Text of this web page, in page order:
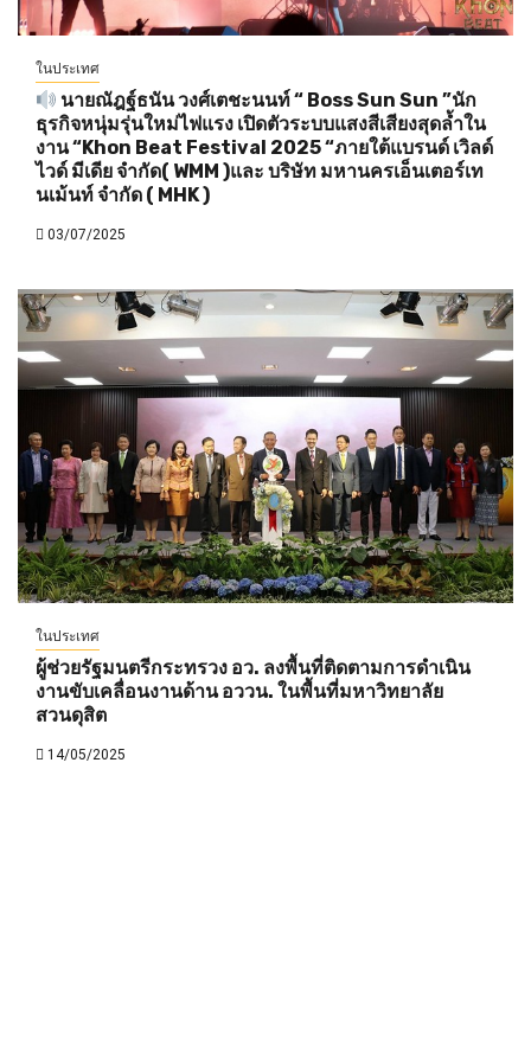
ในประเทศ
นายณัฎฐ์ธนัน วงศ์เตชะนนท์ “ Boss Sun Sun ”นัก
ธุรกิจหนุ่มรุ่นใหม่ไฟแรง เปิดตัวระบบแสงสีเสียงสุดล้ำใน
งาน “Khon Beat Festival 2025 “ภายใต้แบรนด์ เวิลด์
ไวด์ มีเดีย จำกัด( WMM )และ บริษัท มหานครเอ็นเตอร์เท
นเม้นท์ จำกัด ( MHK )
03/07/2025
ในประเทศ
ผู้ช่วยรัฐมนตรีกระทรวง อว. ลงพื้นที่ติดตามการดำเนิน
งานขับเคลื่อนงานด้าน อววน. ในพื้นที่มหาวิทยาลัย
สวนดุสิต
14/05/2025